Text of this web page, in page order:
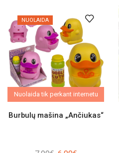
7,00€.
NUOLAIDA
Nuolaida tik perkant internetu
Burbulų mašina „Ančiukas“